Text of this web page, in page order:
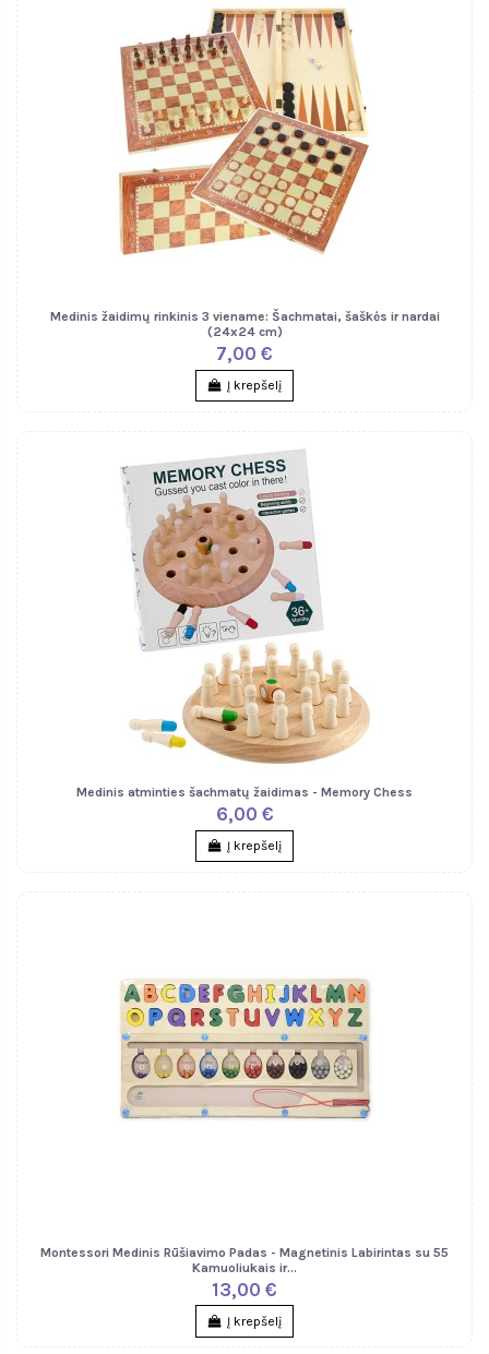
Medinis žaidimų rinkinis 3 viename: Šachmatai, šaškės ir nardai
(24x24 cm)
7,00 €
Į krepšelį
Medinis atminties šachmatų žaidimas - Memory Chess
6,00 €
Į krepšelį
Montessori Medinis Rūšiavimo Padas - Magnetinis Labirintas su 55
Kamuoliukais ir...
13,00 €
Į krepšelį